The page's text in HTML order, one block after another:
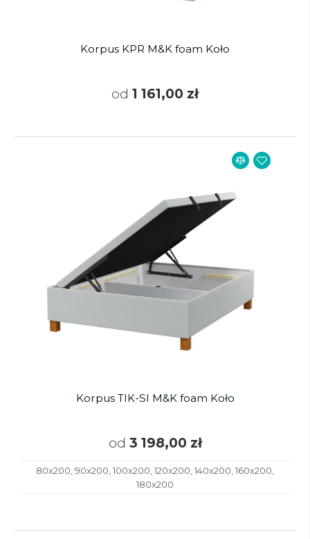
Korpus KPR M&K foam Koło
od 1 161,00 zł
Korpus TIK-SI M&K foam Koło
od 3 198,00 zł
80x200, 90x200, 100x200, 120x200, 140x200, 160x200,
180x200